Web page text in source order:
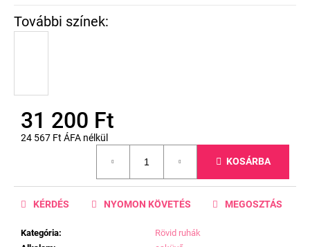
31 200 Ft
24 567 Ft ÁFA nélkül
KOSÁRBA
Kategória:
Rövid ruhák
KÉRDÉS NYOMON KÖVETÉS MEGOSZTÁS